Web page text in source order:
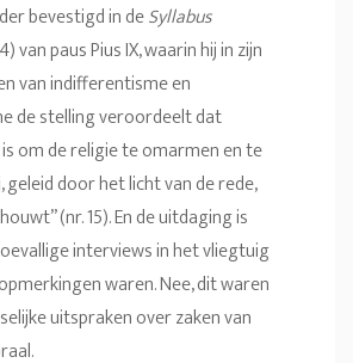
bevestigd in deSyllabus
van paus Pius IX, waarin hij in zijn
van indifferentisme en
de stelling veroordeelt dat
om de religie te omarmen en te
geleid door het licht van de rede,
(nr. 15). En de uitdaging is
interviews in het vliegtuig
waren. Nee, dit waren
uitspraken over zaken van